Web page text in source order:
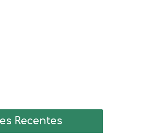
Recentes